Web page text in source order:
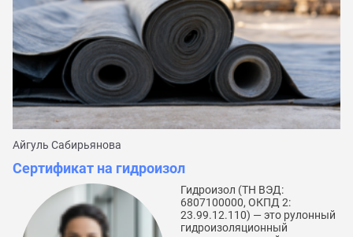
Айгуль Сабирьянова
Сертификат на гидроизол
Гидроизол (ТН ВЭД:
6807100000, ОКПД 2:
23.99.12.110) — это рулонный
гидроизоляционный